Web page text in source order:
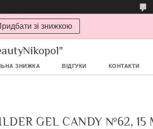
зі знижкою
ЗНИЖКА ВІДГУКИ КОНТАКТИ
GEL CANDY №62, 15